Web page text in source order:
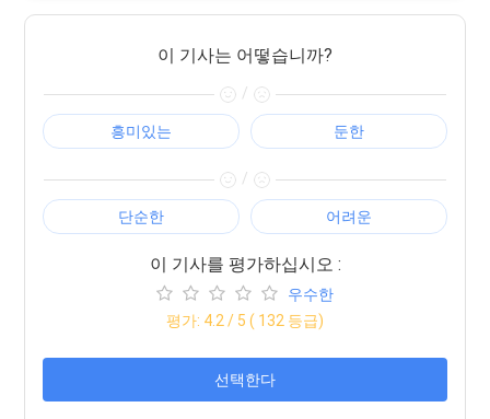
이 기사는 어떻습니까?
/
흥미있는 둔한
/
단순한 어려운
이 기사를 평가하십시오 :
우수한
평가: 4.2 / 5 ( 132 등급)
선택한다